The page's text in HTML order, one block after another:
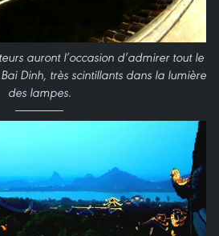
auront l’occasion d’admirer tout le
Dinh, très scintillants dans la lumière
des lampes.